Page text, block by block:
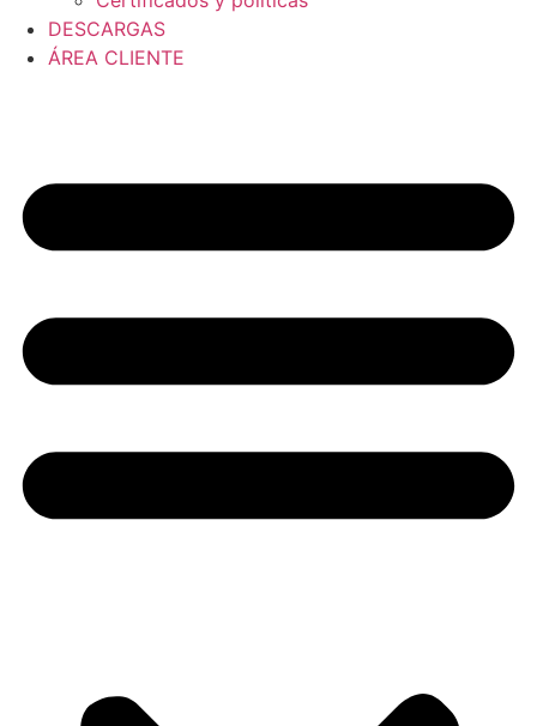
DESCARGAS
ÁREA CLIENTE